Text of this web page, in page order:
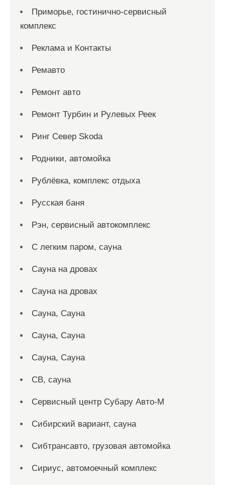
Приморье, гостинично-сервисный
комплекс
Реклама и Контакты
Ремавто
Ремонт авто
Ремонт Турбин и Рулевых Реек
Ринг Север Skoda
Родники, автомойка
Рублёвка, комплекс отдыха
Русская баня
Рэн, сервисный автокомплекс
С легким паром, сауна
Сауна на дровах
Сауна на дровах
Сауна, Сауна
Сауна, Сауна
Сауна, Сауна
СВ, сауна
Сервисный центр Субару Авто-М
Сибирский вариант, сауна
Сибтрансавто, грузовая автомойка
Сириус, автомоечный комплекс